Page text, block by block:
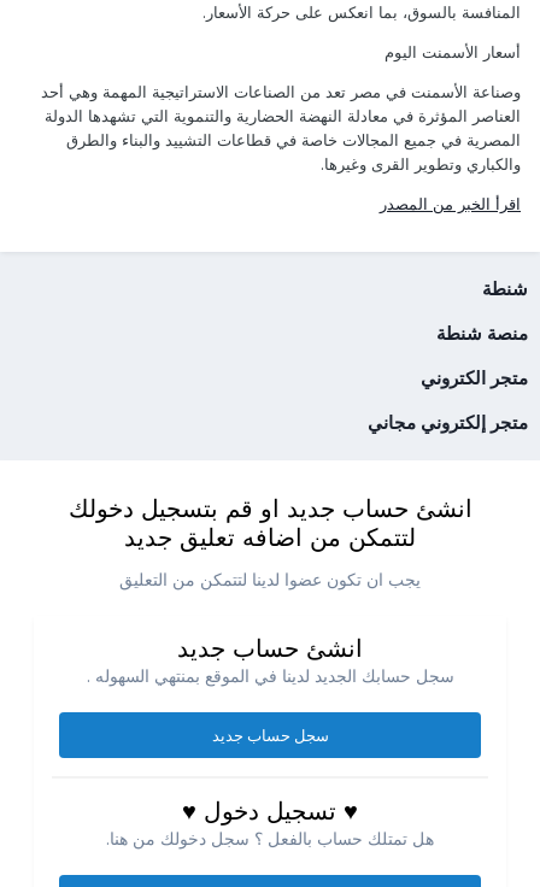
المنافسة بالسوق، بما انعكس على حركة الأسعار.
أسعار الأسمنت اليوم
وصناعة الأسمنت في مصر تعد من الصناعات الاستراتيجية المهمة وهي أحد
العناصر المؤثرة في معادلة النهضة الحضارية والتنموية التي تشهدها الدولة
المصرية في جميع المجالات خاصة في قطاعات التشييد والبناء والطرق
والكباري وتطوير القرى وغيرها.
اقرأ الخبر من المصدر
شنطة
منصة شنطة
متجر الكتروني
متجر إلكتروني مجاني
انشئ حساب جديد او قم بتسجيل دخولك
لتتمكن من اضافه تعليق جديد
يجب ان تكون عضوا لدينا لتتمكن من التعليق
انشئ حساب جديد
سجل حسابك الجديد لدينا في الموقع بمنتهي السهوله .
سجل حساب جديد
♥ تسجيل دخول ♥
هل تمتلك حساب بالفعل ؟ سجل دخولك من هنا.